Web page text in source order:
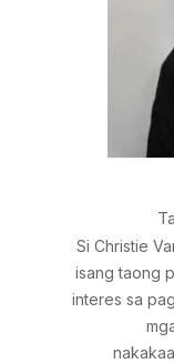
Si Christie
isang taong
interes sa